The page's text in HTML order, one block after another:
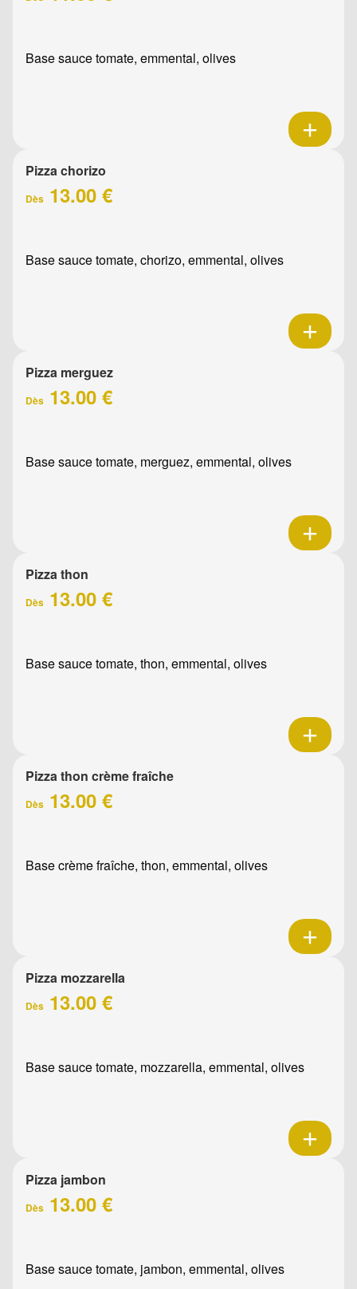
Base sauce tomate, emmental, olives
Pizza chorizo
Dès 13.00 €
Base sauce tomate, chorizo, emmental, olives
Pizza merguez
Dès 13.00 €
Base sauce tomate, merguez, emmental, olives
Pizza thon
Dès 13.00 €
Base sauce tomate, thon, emmental, olives
Pizza thon crème fraîche
Dès 13.00 €
Base crème fraîche, thon, emmental, olives
Pizza mozzarella
Dès 13.00 €
Base sauce tomate, mozzarella, emmental, olives
Pizza jambon
Dès 13.00 €
Base sauce tomate, jambon, emmental, olives